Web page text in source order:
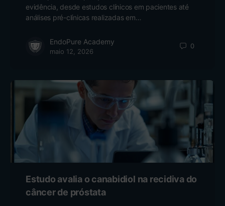
evidência, desde estudos clínicos em pacientes até
análises pré-clínicas realizadas em…
EndoPure Academy
maio 12, 2026
0
Estudo avalia o canabidiol na recidiva do
câncer de próstata